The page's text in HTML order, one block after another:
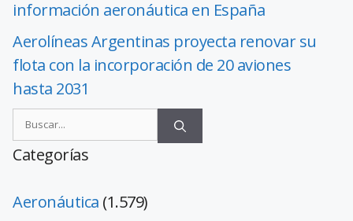
información aeronáutica en España
Aerolíneas Argentinas proyecta renovar su
flota con la incorporación de 20 aviones
hasta 2031
Categorías
Aeronáutica (1.579)